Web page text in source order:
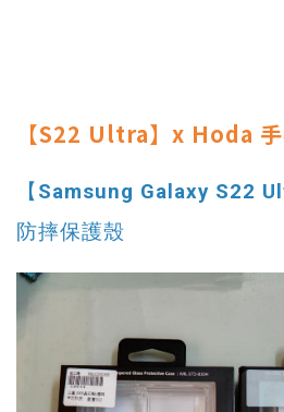
【S22 Ultra】x Hoda
【Samsung Galaxy S22
防摔保護殼